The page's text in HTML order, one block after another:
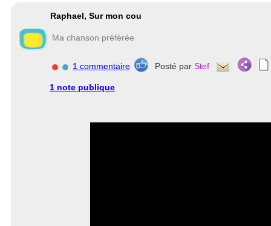
Raphael, Sur mon cou
Ma chanson préférée
1 commentaire Posté par Stef
1 note publique